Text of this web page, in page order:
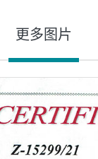
更多图片